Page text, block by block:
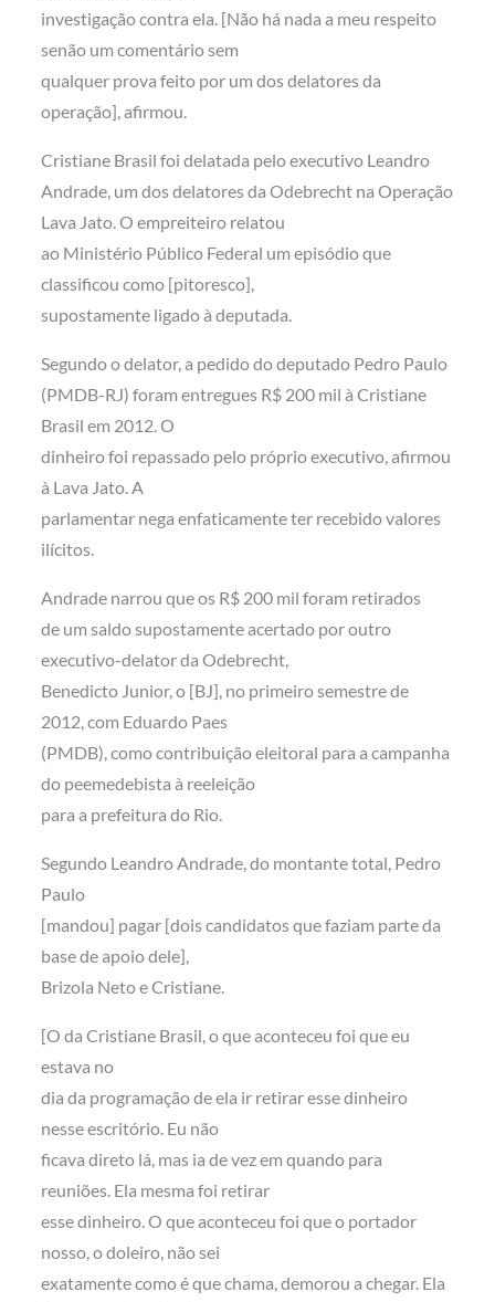
investigação contra ela. [Não há nada a meu respeito
senão um comentário sem
qualquer prova feito por um dos delatores da
operação], afirmou.
Cristiane Brasil foi delatada pelo executivo Leandro
Andrade, um dos delatores da Odebrecht na Operação
Lava Jato. O empreiteiro relatou
ao Ministério Público Federal um episódio que
classificou como [pitoresco],
supostamente ligado à deputada.
Segundo o delator, a pedido do deputado Pedro Paulo
(PMDB-RJ) foram entregues R$ 200 mil à Cristiane
Brasil em 2012. O
dinheiro foi repassado pelo próprio executivo, afirmou
à Lava Jato. A
parlamentar nega enfaticamente ter recebido valores
ilícitos.
Andrade narrou que os R$ 200 mil foram retirados
de um saldo supostamente acertado por outro
executivo-delator da Odebrecht,
Benedicto Junior, o [BJ], no primeiro semestre de
2012, com Eduardo Paes
(PMDB), como contribuição eleitoral para a campanha
do peemedebista à reeleição
para a prefeitura do Rio.
Segundo Leandro Andrade, do montante total, Pedro
Paulo
[mandou] pagar [dois candidatos que faziam parte da
base de apoio dele],
Brizola Neto e Cristiane.
[O da Cristiane Brasil, o que aconteceu foi que eu
estava no
dia da programação de ela ir retirar esse dinheiro
nesse escritório. Eu não
ficava direto lá, mas ia de vez em quando para
reuniões. Ela mesma foi retirar
esse dinheiro. O que aconteceu foi que o portador
nosso, o doleiro, não sei
exatamente como é que chama, demorou a chegar. Ela